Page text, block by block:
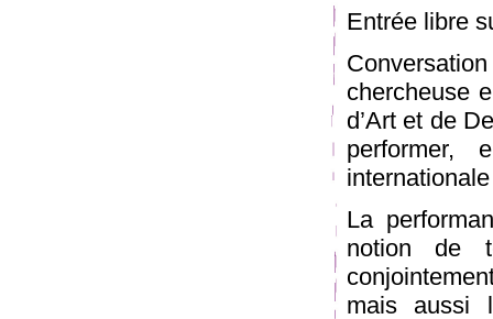
Entrée libre
chercheuse
d’Art et de
La
notion de
mais aussi